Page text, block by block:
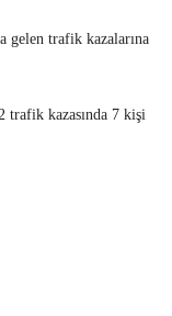
gelen trafik kazalarına
trafik kazasında 7 kişi